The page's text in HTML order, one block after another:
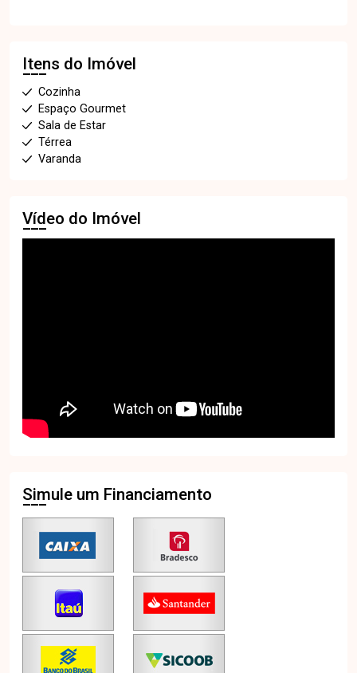
Itens do Imóvel
Cozinha
Espaço Gourmet
Sala de Estar
Térrea
Varanda
Vídeo do Imóvel
Simule um Financiamento